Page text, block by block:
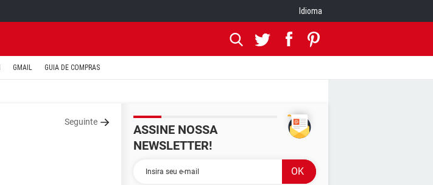
Idioma
GMAIL GUIA DE COMPRAS
Seguinte
ASSINE NOSSA
NEWSLETTER!